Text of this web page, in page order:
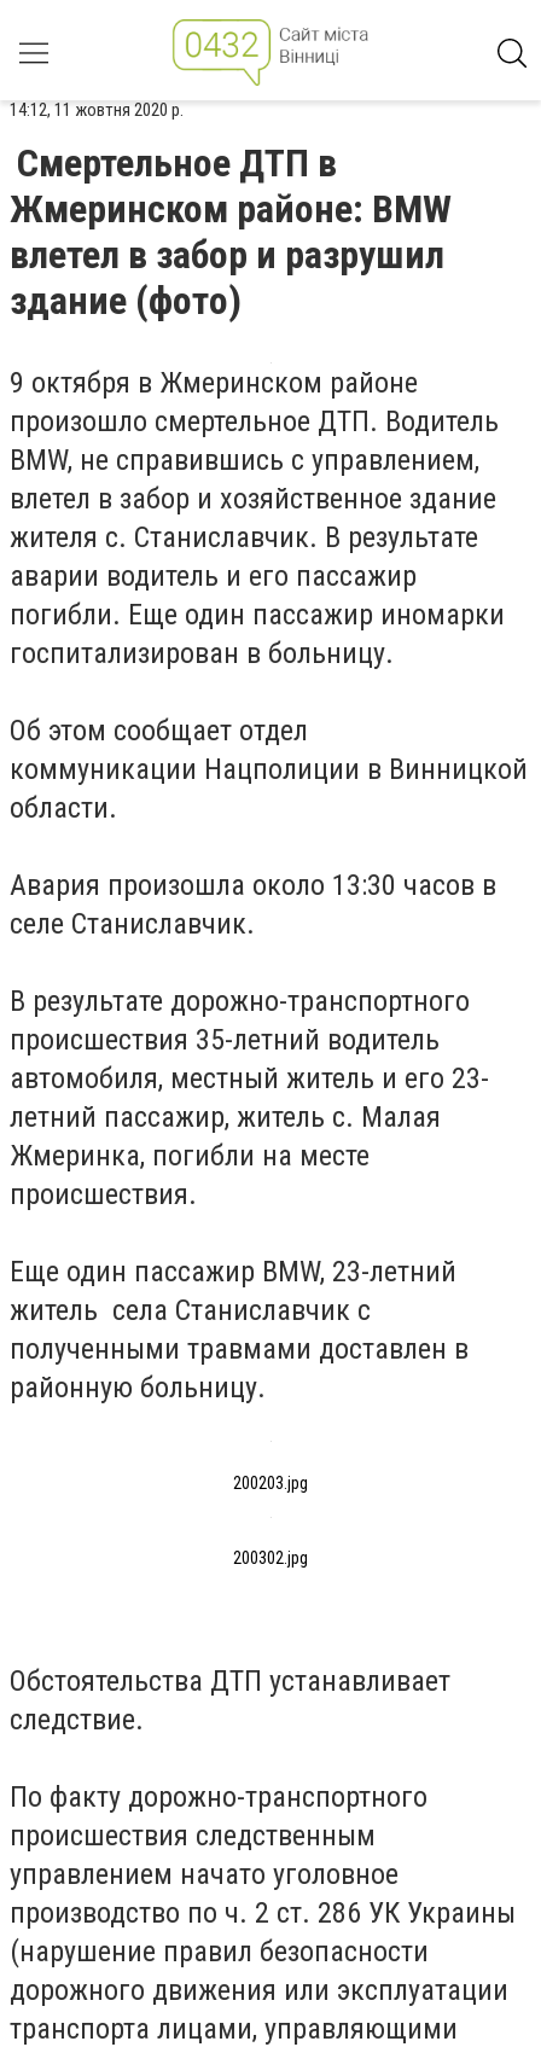
14:12, 11 жовтня 2020 р.
Смертельное ДТП в
Жмеринском районе: BMW
влетел в забор и разрушил
здание (фото)
9 октября в Жмеринском районе
произошло смертельное ДТП. Водитель
BMW, не справившись с управлением,
влетел в забор и хозяйственное здание
жителя с. Станиславчик. В результате
аварии водитель и его пассажир
погибли. Еще один пассажир иномарки
госпитализирован в больницу.
Об этом сообщает отдел
коммуникации Нацполиции в Винницкой
области.
Авария произошла около 13:30 часов в
селе Станиславчик.
В результате дорожно-транспортного
происшествия 35-летний водитель
автомобиля, местный житель и его 23-
летний пассажир, житель с. Малая
Жмеринка, погибли на месте
происшествия.
Еще один пассажир BMW, 23-летний
житель села Станиславчик с
полученными травмами доставлен в
районную больницу.
200203.jpg
200302.jpg
Обстоятельства ДТП устанавливает
следствие.
По факту дорожно-транспортного
происшествия следственным
управлением начато уголовное
производство по ч. 2 ст. 286 УК Украины
(нарушение правил безопасности
дорожного движения или эксплуатации
транспорта лицами, управляющими